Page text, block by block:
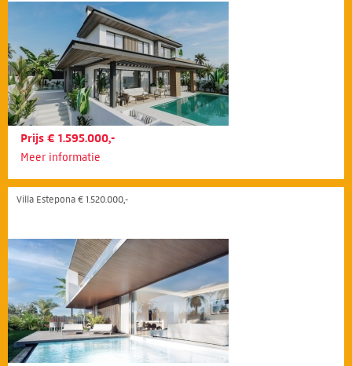
Prijs € 1.595.000,-
Meer informatie
Villa Estepona € 1.520.000,-